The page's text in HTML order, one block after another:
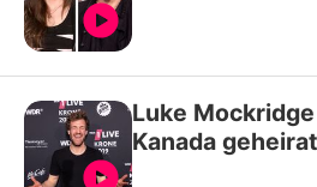
Luke
Kanada